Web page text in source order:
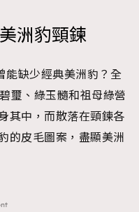
洲豹頸鍊
能缺少經典美洲豹？全
璽、綠玉髓和祖母綠營
其中，而散落在頸鍊各
的皮毛圖案，盡顯美洲